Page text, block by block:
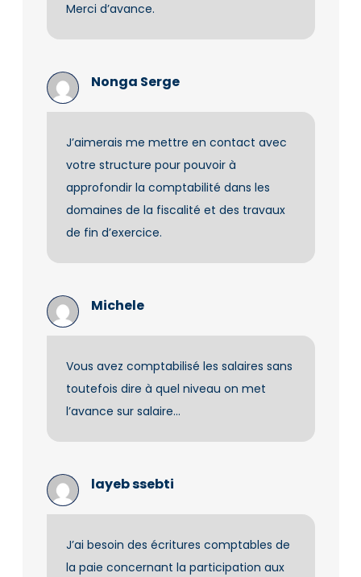
Merci d’avance.
Nonga Serge
J’aimerais me mettre en contact avec
votre structure pour pouvoir à
approfondir la comptabilité dans les
domaines de la fiscalité et des travaux
de fin d’exercice.
Michele
Vous avez comptabilisé les salaires sans
toutefois dire à quel niveau on met
l’avance sur salaire…
layeb ssebti
J’ai besoin des écritures comptables de
la paie concernant la participation aux